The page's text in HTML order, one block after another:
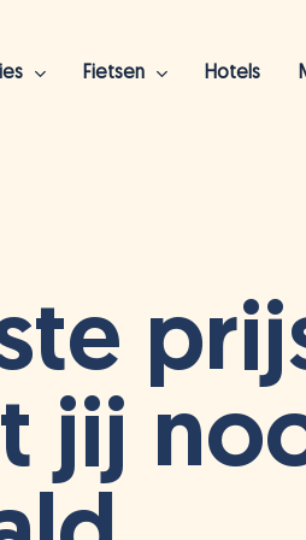
Fietsen Hotels
jij